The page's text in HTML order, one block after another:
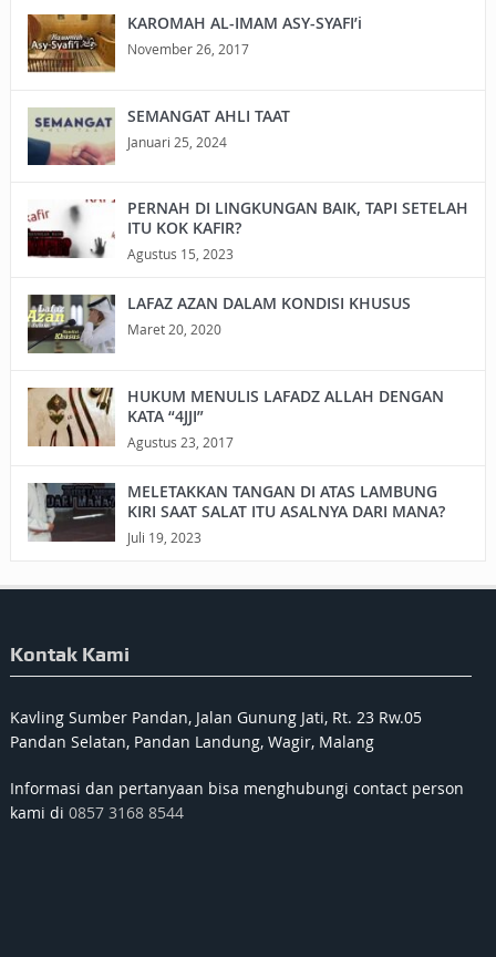
KAROMAH AL-IMAM ASY-SYAFI’i
November 26, 2017
SEMANGAT AHLI TAAT
Januari 25, 2024
PERNAH DI LINGKUNGAN BAIK, TAPI SETELAH
ITU KOK KAFIR?
Agustus 15, 2023
LAFAZ AZAN DALAM KONDISI KHUSUS
Maret 20, 2020
HUKUM MENULIS LAFADZ ALLAH DENGAN
KATA “4JJI”
Agustus 23, 2017
MELETAKKAN TANGAN DI ATAS LAMBUNG
KIRI SAAT SALAT ITU ASALNYA DARI MANA?
Juli 19, 2023
Kontak Kami
Kavling Sumber Pandan, Jalan Gunung Jati, Rt. 23 Rw.05
Pandan Selatan, Pandan Landung, Wagir, Malang
Informasi dan pertanyaan bisa menghubungi contact person
kami di 0857 3168 8544